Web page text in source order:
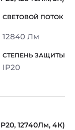
12840 Лм
IP20
12740Лм, 4К)